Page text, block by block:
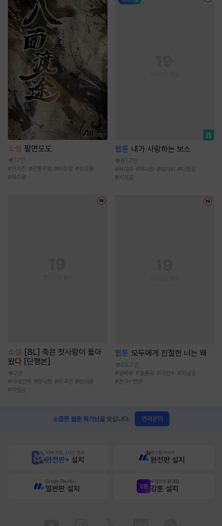
소설 팔면도도
12만
#먼치킨 #전통무협 #비장함 #성장물
#복수물
소설
[BL] 죽은 첫사랑이 돌아
왔다 [단행본]
2만
#사내연애 #첫사랑 #외국인 #현대물
#까칠공
웹툰 내가 사랑하는 보스
61.7만
#떡대수 #짝사랑 #페티쉬 #다정공
#키작공
웹툰 모두에게 친절한 너는 왜
29.7만
#얼빠수 #절륜공 #미인수 #미남공
#친구>연인
소중한 웹툰 작가님을 모십니다. 연재문의
10배 적립, 2시간 먼저
완전판+ 설치
원스토어에서
완전판 설치
Google Play에서
일반판 설치
무협만화 플랫폼
강툰 설치